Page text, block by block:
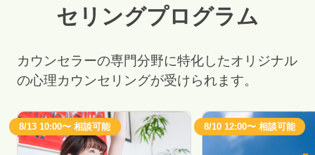
セリングプログラム
カウンセラーの専門分野に特化したオリジナル
の心理カウンセリングが受けられます。
8/13 10:00〜 相談可能 8/10 12:00〜 相談可能